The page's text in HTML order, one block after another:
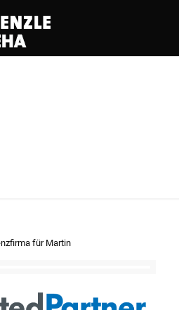
für Martin